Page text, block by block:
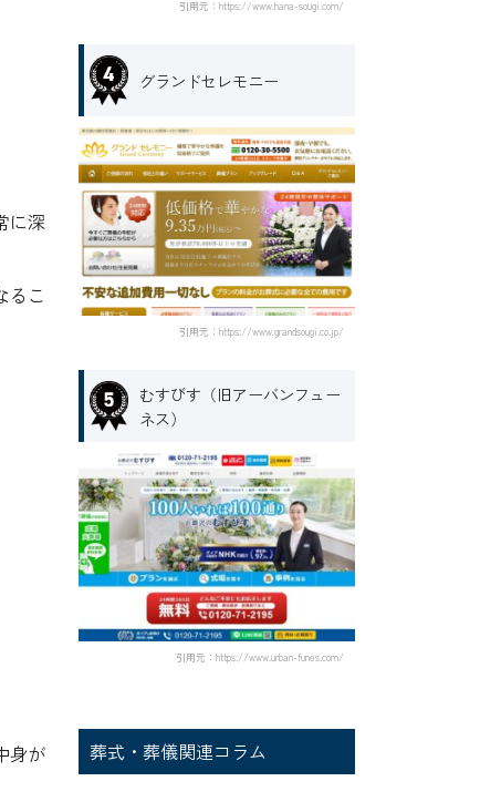
に深
るこ
身が
引用元：https://www.hana-sougi.com/
グランドセレモニー
引用元：https://www.grandsougi.co.jp/
むすびす（旧アーバンフュー
ネス）
引用元：https://www.urban-funes.com/
葬式・葬儀関連コラム